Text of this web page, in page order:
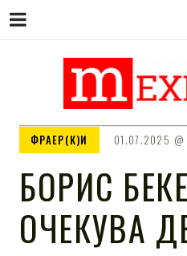
M
ФРАЕР(К)И 01.07.2025
БОРИС
ОЧЕКУВА